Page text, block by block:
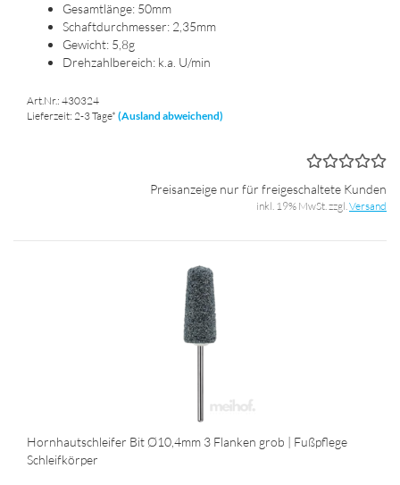
Ge­samt­län­ge: 50mm
Schaft­durch­mes­ser: 2,35mm
Ge­wicht: 5,8g
Dreh­zahl­be­reich: k.a. U/min
Art.Nr.: 430324
Lieferzeit: 2-3 Tage* (Ausland abweichend)
Preisanzeige nur für freigeschaltete Kunden
inkl. 19% MwSt. zzgl.Versand
Horn­hautschlei­fer Bit Ø10,4mm 3 Flan­ken grob | Fuß­pfle­ge
Schleif­kör­per